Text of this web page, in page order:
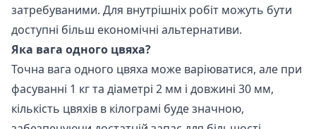
затребуваними. Для внутрішніх робіт можуть бути
доступні більш економічні альтернативи.
Яка вага одного цвяха?
Точна вага одного цвяха може варіюватися, але при
фасуванні 1 кг та діаметрі 2 мм і довжині 30 мм,
кількість цвяхів в кілограмі буде значною,